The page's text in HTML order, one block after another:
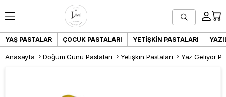
YAŞ PASTALAR ÇOCUK PASTALARI YETIŞKIN PASTALARI
Anasayfa Doğum Günü Pastaları Yetişkin Pastaları Yaz Geliyor